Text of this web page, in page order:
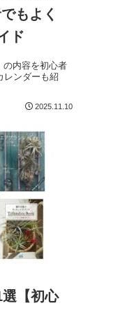
もよく
ド
の内容を初心者
レンダーも紹
2025.11.10
【初心